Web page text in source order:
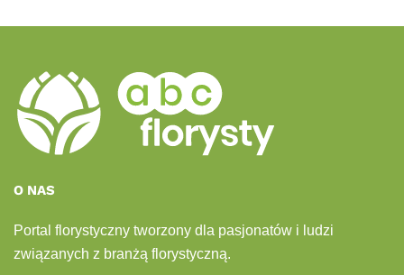
O NAS
Portal florystyczny tworzony dla pasjonatów i ludzi
związanych z branżą florystyczną.